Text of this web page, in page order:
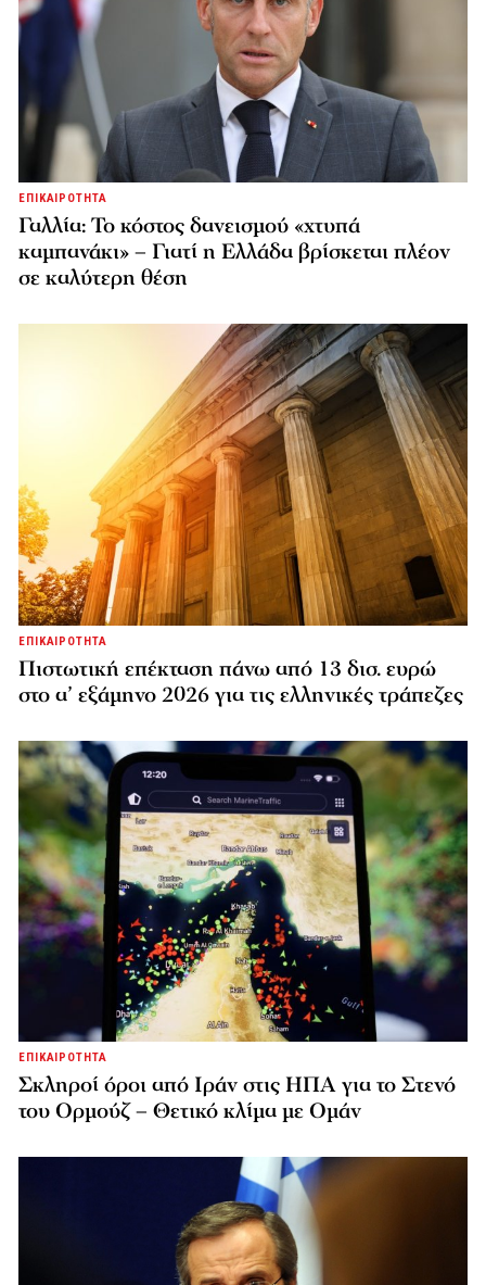
ΕΠΙΚΑΙΡΟΤΗΤΑ
Γαλλία: Το κόστος δανεισμού «χτυπά
καμπανάκι» – Γιατί η Ελλάδα βρίσκεται πλέον
σε καλύτερη θέση
ΕΠΙΚΑΙΡΟΤΗΤΑ
Πιστωτική επέκταση πάνω από 13 δισ. ευρώ
στο α’ εξάμηνο 2026 για τις ελληνικές τράπεζες
ΕΠΙΚΑΙΡΟΤΗΤΑ
Σκληροί όροι από Ιράν στις ΗΠΑ για το Στενό
του Ορμούζ – Θετικό κλίμα με Ομάν